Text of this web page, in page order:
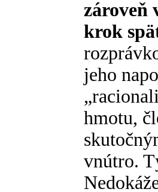
zároveň
krok
jeho
hmotu,
vnútro.